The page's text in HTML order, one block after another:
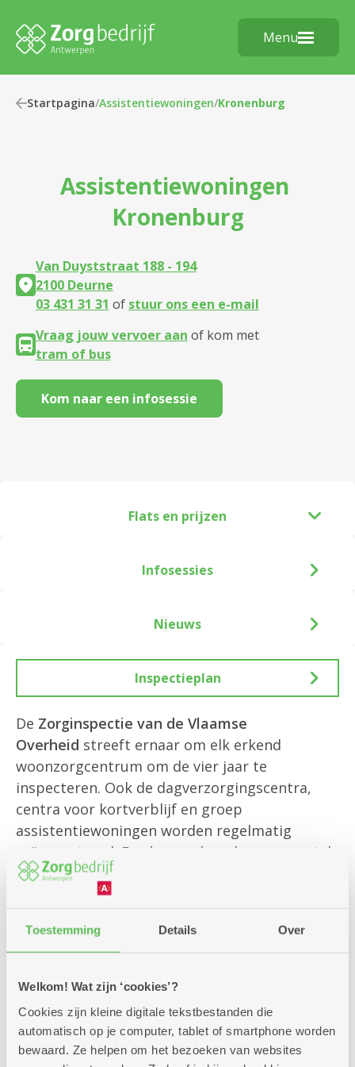
Toestemming Details Over
Welkom! Wat zijn ‘cookies’?
Cookies zijn kleine digitale tekstbestanden die
automatisch op je computer, tablet of smartphone worden
bewaard. Ze helpen om het bezoeken van websites
Menu
Startpagina/Assistentiewoningen/Kronenburg
Assistentiewoningen
Kronenburg
Van Duyststraat 188 - 194
2100 Deurne
03 431 31 31 of stuur ons een e-mail
Vraag jouw vervoer aan of kom met
tram of bus
Kom naar een infosessie
Flats en prijzen
Infosessies
Nieuws
Inspectieplan
De Zorginspectie van de Vlaamse
Overheid streeft ernaar om elk erkend
woonzorgcentrum om de vier jaar te
inspecteren. Ook de dagverzorgingscentra,
centra voor kortverblijf en groep
assistentiewoningen worden regelmatig
geïnspecteerd. Een inspectie
gebeurt meestal
onverwacht. Er zijn verschillende soorten
inspecties: algemene, thematische, bij de
Sinds 1 maart 2022 publiceert het
Departement Zorg van de Vlaamse Overheid
dieinspectieverslagen op haar website. Wij
juichen dieopenheidtoe. In tegenstelling tot